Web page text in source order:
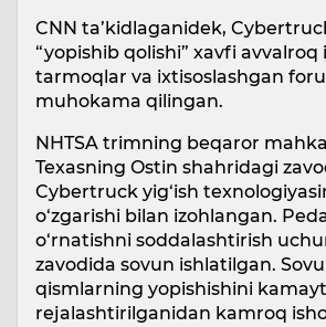
CNN ta’kidlaganidek,
“yopishib qolishi” xavfi
tarmoqlar va ixtisoslashgan
muhokama qilingan.
NHTSA trimning beqaror
Texasning Ostin shahridagi
Cybertruck yig‘ish
o‘zgarishi bilan izohlangan.
o‘rnatishni soddalashtirish
zavodida sovun ishlatilgan.
qismlarning yopishishini
rejalashtirilganidan kamroq